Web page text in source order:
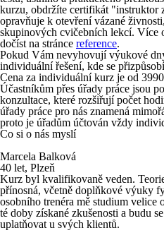
kurzu, obdržíte certifikát "instruktor
opravňuje k otevření vázané
skupinových cvičebních lekcí. Více
dočíst na stránce reference.
Pokud Vám nevyhovují výukové
individuální řešení, kde se
Cena za individuální kurz je od
Účastníkům přes úřady práce jsou
konzultace, které rozšiřují počet
úřady práce pro nás znamená
proto je úřadům účtován vždy
Co si o nás myslí
Marcela Balková
40 let, Plzeň
Kurz byl kvalifikovaně veden.
přínosná, včetně doplňkové výuky
osobního trenéra mě studium velice
té doby získané zkušenosti a budu
uplatňovat u svých klientů.